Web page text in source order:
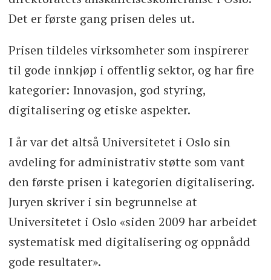
Det er første gang prisen deles ut.
Prisen tildeles virksomheter som inspirerer
til gode innkjøp i offentlig sektor, og har fire
kategorier: Innovasjon, god styring,
digitalisering og etiske aspekter.
I år var det altså Universitetet i Oslo sin
avdeling for administrativ støtte som vant
den første prisen i kategorien digitalisering.
Juryen skriver i sin begrunnelse at
Universitetet i Oslo «siden 2009 har arbeidet
systematisk med digitalisering og oppnådd
gode resultater».